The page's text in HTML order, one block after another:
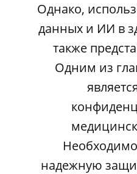
Однако,
данных и ИИ в
также
Одним из
надежную